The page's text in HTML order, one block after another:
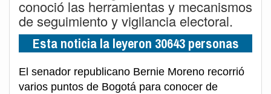
conoció las herramientas y mecanismos
de seguimiento y vigilancia electoral.
Esta noticia la leyeron 30643 personas
El senador republicano Bernie Moreno recorrió
varios puntos de Bogotá para conocer de